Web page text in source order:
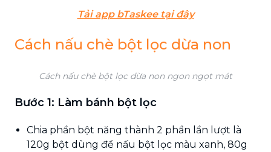
Tải app bTaskee tại đây
Cách nấu chè bột lọc dừa non
Cách nấu chè bột lọc dừa non ngon ngọt mát
Bước 1: Làm bánh bột lọc
Chia phần bột năng thành 2 phần lần lượt là
120g bột dùng để nấu bột lọc màu xanh, 80g